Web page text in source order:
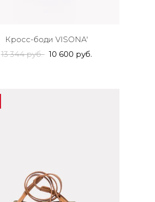
Кросс-боди VISONA'
13 344 руб. 10 600 руб.